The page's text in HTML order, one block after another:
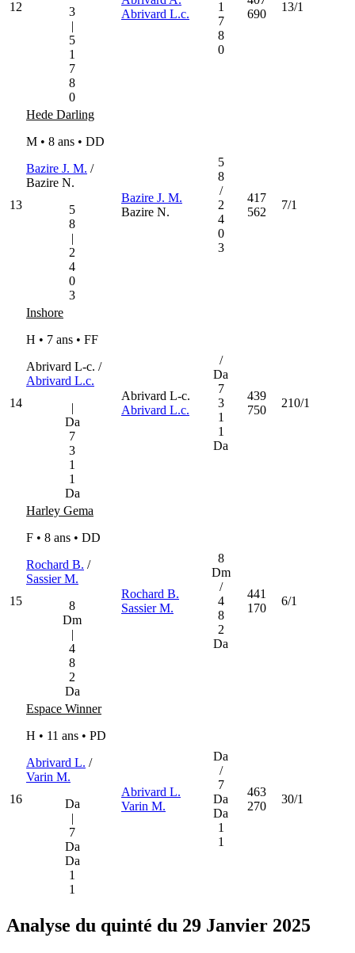
12
3
|
5
1
7
8
0
Abrivard L.c.
1
7
8
0
690
13/1
13
Hede Darling
M • 8 ans • DD
Bazire J. M. /
Bazire N.
5
8
|
2
4
0
3
Bazire J. M.
Bazire N.
5
8
/
2
4
0
3
417
562
7/1
14
Inshore
H • 7 ans • FF
Abrivard L-c. /
Abrivard L.c.
|
Da
7
3
1
1
Da
Abrivard L-c.
Abrivard L.c.
/
Da
7
3
1
1
Da
439
750
210/1
15
Harley Gema
F • 8 ans • DD
Rochard B. /
Sassier M.
8
Dm
|
4
8
2
Da
Rochard B.
Sassier M.
8
Dm
/
4
8
2
Da
441
170
6/1
16
Espace Winner
H • 11 ans • PD
Abrivard L. /
Varin M.
Da
|
7
Da
Da
1
1
Abrivard L.
Varin M.
Da
/
7
Da
Da
1
1
463
270
30/1
Analyse du quinté du 29 Janvier 2025